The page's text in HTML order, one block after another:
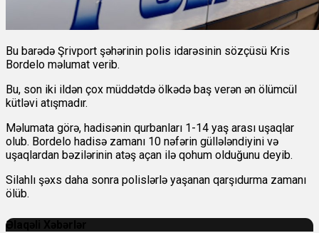
Bu barədə Şrivport şəhərinin polis idarəsinin sözçüsü Kris
Bordelo məlumat verib.
Bu, son iki ildən çox müddətdə ölkədə baş verən ən ölümcül
kütləvi atışmadır.
Məlumata görə, hadisənin qurbanları 1-14 yaş arası uşaqlar
olub. Bordelo hadisə zamanı 10 nəfərin güllələndiyini və
uşaqlardan bəzilərinin atəş açan ilə qohum olduğunu deyib.
Silahlı şəxs daha sonra polislərlə yaşanan qarşıdurma zamanı
ölüb.
Əlaqəli Xəbərlər